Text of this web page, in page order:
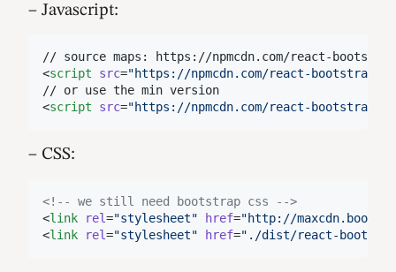
– Javascript:
// source maps: https://npmcdn.com/react-
<script src="https://npmcdn.com/react-
// or use the min version
<script src="https://npmcdn.com/react-
– CSS:
<!-- we still need bootstrap css
-->
<link rel="stylesheet" href="http://
<link rel="stylesheet" href=" ./dist/react-